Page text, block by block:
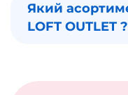
Який
LOFT OUTLET ?